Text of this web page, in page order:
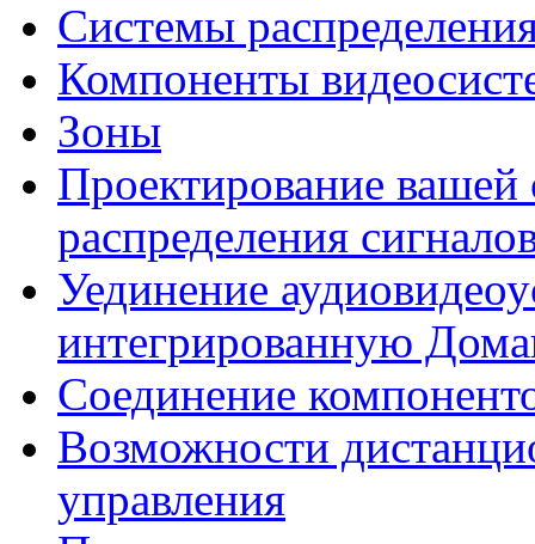
Системы
Компоненты
Зоны
Проектирование вашей
распределения
Уединение
интегрированную
Соединение
Возможности
управления